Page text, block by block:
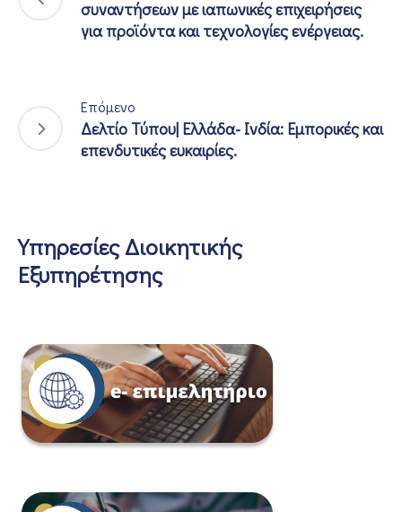
συναντήσεων με ιαπωνικές επιχειρήσεις
για προϊόντα και τεχνολογίες ενέργειας.
Επόμενο
Δελτίο Τύπου| Ελλάδα- Ινδία: Εμπορικές και
επενδυτικές ευκαιρίες.
Υπηρεσίες Διοικητικής
Εξυπηρέτησης